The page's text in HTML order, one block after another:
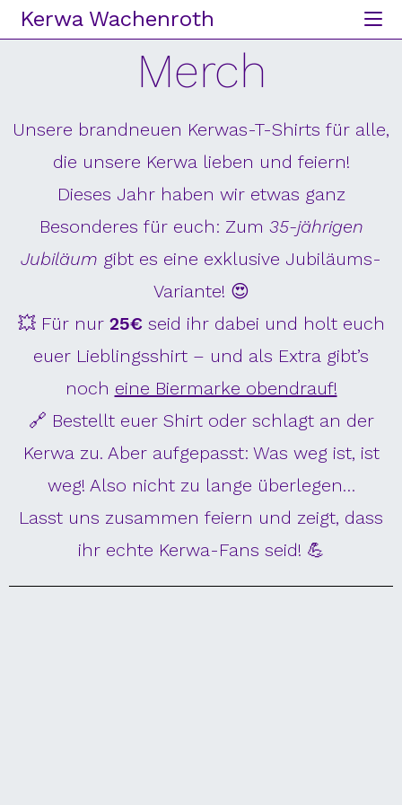
Kerwa Wachenroth
Merch
Unsere brandneuen Kerwas-T-Shirts für alle,
die unsere Kerwa lieben und feiern!
Dieses Jahr haben wir etwas ganz
Besonderes für euch: Zum 35-jährigen
Jubiläum gibt es eine exklusive Jubiläums-
Variante! 😍
💥 Für nur 25€seid ihr dabei und holt euch
euer Lieblingsshirt – und als Extra gibt’s
noch eine Biermarke obendrauf!
🔗 Bestellt euer Shirt oder schlagt an der
Kerwa zu. Aber aufgepasst: Was weg ist, ist
weg! Also nicht zu lange überlegen…
Lasst uns zusammen feiern und zeigt, dass
ihr echte Kerwa-Fans seid! 💪